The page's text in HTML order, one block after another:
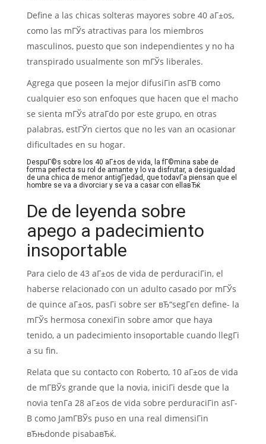
Define a las chicas solteras mayores sobre 40 aГ±os,
como las mГЎs atractivas para los miembros
masculinos, puesto que son independientes y no ha
transpirado usualmente son mГЎs liberales.
Agrega que poseen la mejor difusiГіn asГ­В­ como
cualquier eso son enfoques que hacen que el macho
se sienta mГЎs atraГ­do por este grupo, en otras
palabras, estГЎn ciertos que no les van an ocasionar
dificultades en su hogar.
DespuГ©s sobre los 40 aГ±os de vida, la fГ©mina sabe de
forma perfecta su rol de amante y lo va disfrutar, a desigualdad
de una chica de menor antigГјedad, que todavГ­a piensan que el
hombre se va a divorciar y se va a casar con ellaвЂќ
De de leyenda sobre
apego a padecimiento
insoportable
Para cielo de 43 aГ±os de vida de perduraciГіn, el
haberse relacionado con un adulto casado por mГЎs
de quince aГ±os, pasГі sobre ser вЂ“segГєn define- la
mГЎs hermosa conexiГіn sobre amor que haya
tenido, a un padecimiento insoportable cuando llegГі
a su fin.
Relata que su contacto con Roberto, 10 aГ±os de vida
de mГ­ВЎs grande que la novia, iniciГі desde que la
novia tenГ­a 28 aГ±os de vida sobre perduraciГіn asГ­
В­ como JamГ­ВЎs puso en una real dimensiГіn
вЂњdonde pisabaвЂќ.